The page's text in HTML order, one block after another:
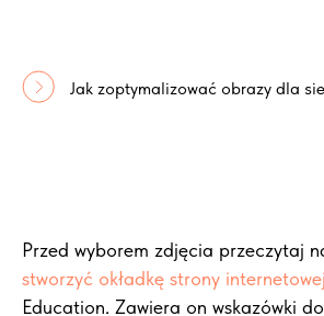
Jak zoptymalizować obrazy dla
Przed wyborem zdjęcia przeczytaj
stworzyć okładkę strony internetowej
Education. Zawiera on wskazówki